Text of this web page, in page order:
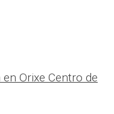
Orixe Centro de